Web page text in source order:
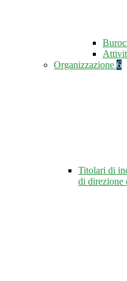
Organizzazione 6
Titolari di
di direzione